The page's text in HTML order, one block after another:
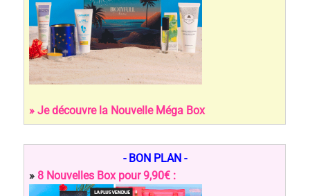
» Je découvre la Nouvelle Méga Box
- BON PLAN -
» 8 Nouvelles Box pour 9,90€ :